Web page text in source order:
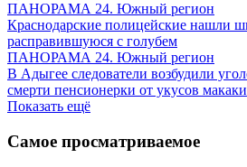
ПАНОРАМА 24. Южный регион
Краснодарские полицейские нашли
расправившуюся с голубем
ПАНОРАМА 24. Южный регион
В Адыгее следователи возбудили
смерти пенсионерки от укусов макаки
Показать ещё
Самое просматриваемое